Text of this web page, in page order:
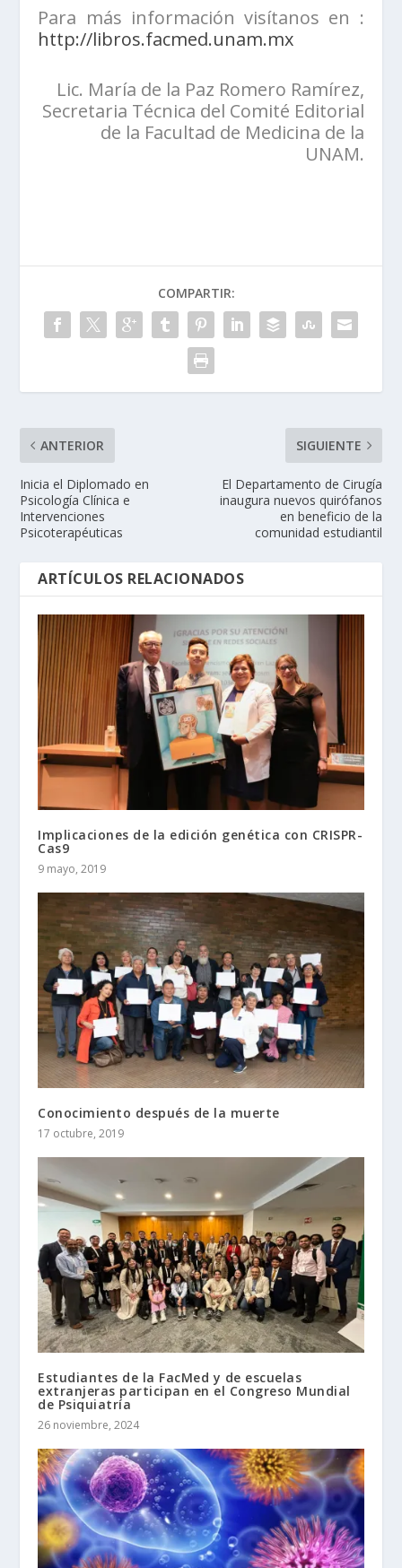
Para más información visítanos en :
http://libros.facmed.unam.mx
Lic. María de la Paz Romero Ramírez,
Secretaria Técnica del Comité Editorial
de la Facultad de Medicina de la
UNAM.
COMPARTIR:
ANTERIOR
Inicia el Diplomado en
Psicología Clínica e
Intervenciones
Psicoterapéuticas
SIGUIENTE
El Departamento de Cirugía
inaugura nuevos quirófanos
en beneficio de la
comunidad estudiantil
ARTÍCULOS RELACIONADOS
Implicaciones de la edición genética con CRISPR-
Cas9
9 mayo, 2019
Conocimiento después de la muerte
17 octubre, 2019
Estudiantes de la FacMed y de escuelas
extranjeras participan en el Congreso Mundial
de Psiquiatría
26 noviembre, 2024